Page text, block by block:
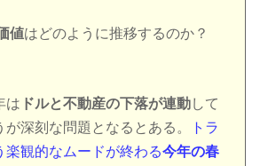
値はどのように推移するのか？
は ドルと不動産の下落が連動して
深刻な問題となるとある。
トラ
楽観的なムードが終わる今年の春